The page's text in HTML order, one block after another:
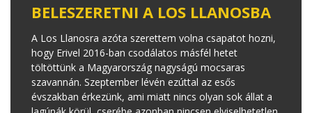
BELESZERETNI A LOS LLANOSBA
A Los Llanosra azóta szerettem volna csapatot hozni,
hogy Erivel 2016-ban csodálatos másfél hetet
töltöttünk a Magyarország nagyságú mocsaras
szavannán. Szeptember lévén ezúttal az esős
évszakban érkezünk, ami miatt nincs olyan sok állat a